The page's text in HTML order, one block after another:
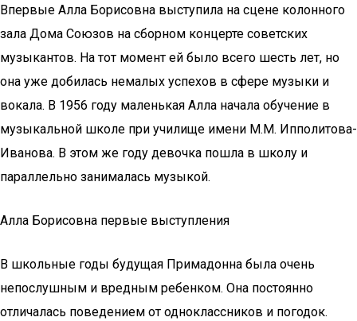
Впервые Алла Борисовна выступила на сцене колонного
зала Дома Союзов на сборном концерте советских
музыкантов. На тот момент ей было всего шесть лет, но
она уже добилась немалых успехов в сфере музыки и
вокала. В 1956 году маленькая Алла начала обучение в
музыкальной школе при училище имени М.М. Ипполитова-
Иванова. В этом же году девочка пошла в школу и
параллельно занималась музыкой.
Алла Борисовна первые выступления
В школьные годы будущая Примадонна была очень
непослушным и вредным ребенком. Она постоянно
отличалась поведением от одноклассников и погодок.